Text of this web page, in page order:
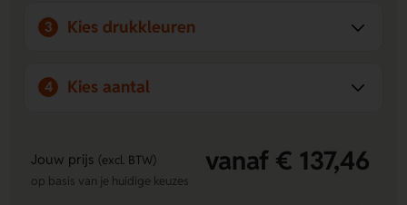
3 Kies drukkleuren
4 Kies aantal
Jouw prijs (excl. BTW) vanaf € 137,46
op basis van je huidige keuzes